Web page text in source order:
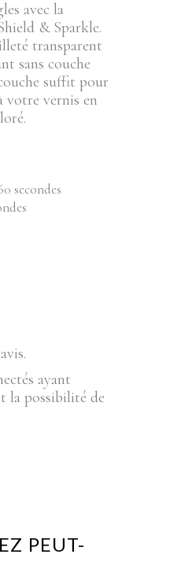
avec la
& Sparkle.
transparent
sans couche
suffit pour
votre vernis en
secondes
ayant
la possibilité de
PEUT-